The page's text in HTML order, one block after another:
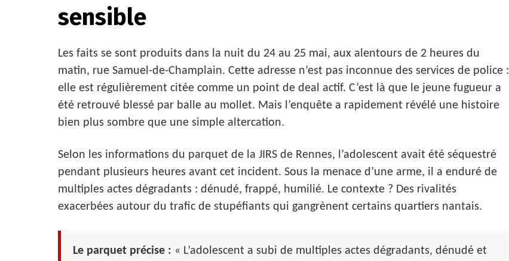
sensible
Les faits se sont produits dans la nuit du 24 au 25 mai, aux alentours de 2 heures du
matin, rue Samuel-de-Champlain. Cette adresse n’est pas inconnue des services de police :
elle est régulièrement citée comme un point de deal actif. C’est là que le jeune fugueur a
été retrouvé blessé par balle au mollet. Mais l’enquête a rapidement révélé une histoire
bien plus sombre que une simple altercation.
Selon les informations du parquet de la JIRS de Rennes, l’adolescent avait été séquestré
pendant plusieurs heures avant cet incident. Sous la menace d’une arme, il a enduré de
multiples actes dégradants : dénudé, frappé, humilié. Le contexte ? Des rivalités
exacerbées autour du trafic de stupéfiants qui gangrènent certains quartiers nantais.
Le parquet précise : « L’adolescent a subi de multiples actes dégradants, dénudé et